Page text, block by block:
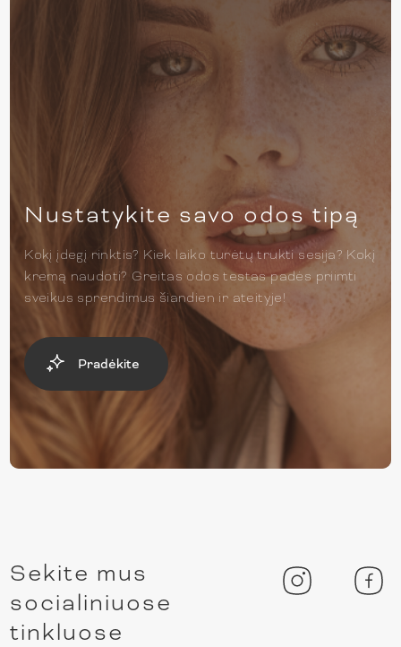
Nustatykite savo odos tipą
Kokį įdegį rinktis? Kiek laiko turėtų trukti sesija? Kokį
kremą naudoti? Greitas odos testas padės priimti
sveikus sprendimus šiandien ir ateityje!
Pradėkite
Sekite mus
socialiniuose
tinkluose